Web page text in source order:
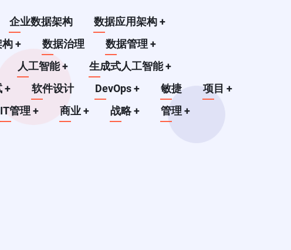
企业数据架构 数据应用架构+
构+ 数据治理 数据管理+
人工智能+ 生成式人工智能+
+ 软件设计 DevOps+ 敏捷 项目+
IT管理+ 商业+ 战略+ 管理+